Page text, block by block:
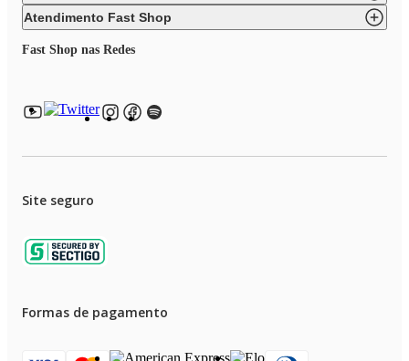
Atendimento Fast Shop
Fast Shop nas Redes
Site seguro
Formas de pagamento